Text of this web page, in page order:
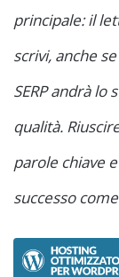
principale: il
scrivi, anche
SERP andrà
qualità.
parole chiave
successo